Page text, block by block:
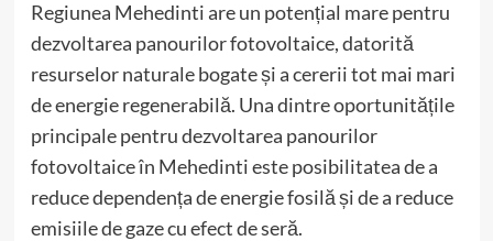
Regiunea Mehedinti are un potențial mare pentru
dezvoltarea panourilor fotovoltaice, datorită
resurselor naturale bogate și a cererii tot mai mari
de energie regenerabilă. Una dintre oportunitățile
principale pentru dezvoltarea panourilor
fotovoltaice în Mehedinti este posibilitatea de a
reduce dependența de energie fosilă și de a reduce
emisiile de gaze cu efect de seră.